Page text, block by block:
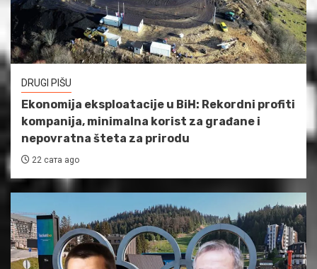
DRUGI PIŠU
Ekonomija eksploatacije u BiH: Rekordni profiti
kompanija, minimalna korist za građane i
nepovratna šteta za prirodu
22 сата ago